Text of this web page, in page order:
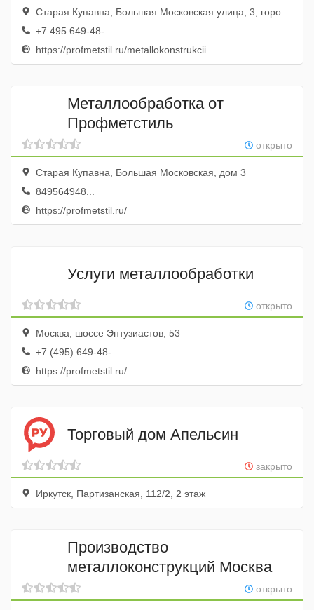
Старая Купавна, Большая Московская улица, 3, город Старая Купавна, Московская область, Россия
+7 495 649-48-...
https://profmetstil.ru/metallokonstrukcii
Металлообработка от
Профметстиль
открыто
Старая Купавна, Большая Московская, дом 3
849564948...
https://profmetstil.ru/
Услуги металлообработки
открыто
Москва, шоссе Энтузиастов, 53
+7 (495) 649-48-...
https://profmetstil.ru/
Торговый дом Апельсин
закрыто
Иркутск, Партизанская, 112/2, 2 этаж
Производство
металлоконструкций Москва
открыто